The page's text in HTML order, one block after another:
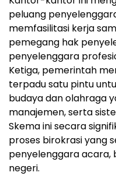
peluang
memfasilitasi kerja
pemegang hak
penyelenggara
Ketiga, pemerintah
terpadu satu pintu
budaya dan olahraga
manajemen, serta
Skema ini secara
proses birokrasi yang
penyelenggara acara,
negeri.